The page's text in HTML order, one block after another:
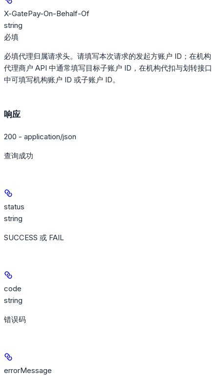
X-GatePay-On-Behalf-Of
string
必填
必填代理归属请求头。请填写本次请求的发起方账户 ID；在机构
代理商户 API 中通常填写目标子账户 ID，在机构代扣与划转接口
中可填写机构账户 ID 或子账户 ID。
响应
200 - application/json
查询成功
status
string
SUCCESS 或 FAIL
code
string
错误码
errorMessage